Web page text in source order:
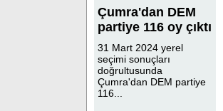
Çumra'dan DEM
partiye 116 oy çıktı
31 Mart 2024 yerel
seçimi sonuçları
doğrultusunda
Çumra'dan DEM partiye
116...